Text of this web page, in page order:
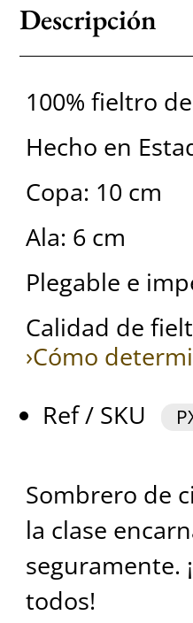
Descripción
100% fieltro
Hecho en
Copa: 10 cm
Ala: 6 cm
Plegable e
Calidad de
›Cómo
Ref / SKU
Sombrero de
la clase
seguramente.
todos!